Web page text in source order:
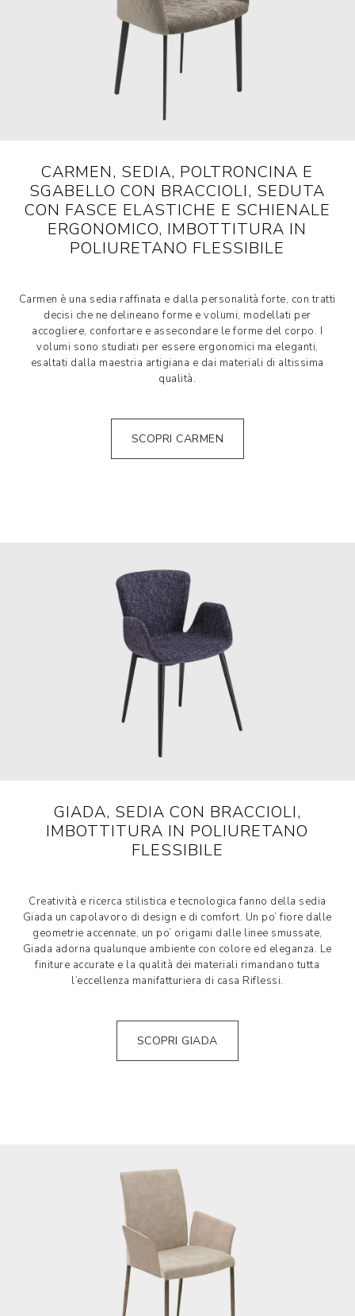
CARMEN, SEDIA, POLTRONCINA E
SGABELLO CON BRACCIOLI, SEDUTA
CON FASCE ELASTICHE E SCHIENALE
ERGONOMICO, IMBOTTITURA IN
POLIURETANO FLESSIBILE
Carmen è una sedia raffinata e dalla personalità forte, con tratti
decisi che ne delineano forme e volumi, modellati per
accogliere, confortare e assecondare le forme del corpo. I
volumi sono studiati per essere ergonomici ma eleganti,
esaltati dalla maestria artigiana e dai materiali di altissima
qualità.
SCOPRI CARMEN
GIADA, SEDIA CON BRACCIOLI,
IMBOTTITURA IN POLIURETANO
FLESSIBILE
Creatività e ricerca stilistica e tecnologica fanno della sedia
Giada un capolavoro di design e di comfort. Un po’ fiore dalle
geometrie accennate, un po’ origami dalle linee smussate,
Giada adorna qualunque ambiente con colore ed eleganza. Le
finiture accurate e la qualità dei materiali rimandano tutta
l’eccellenza manifatturiera di casa Riflessi.
SCOPRI GIADA